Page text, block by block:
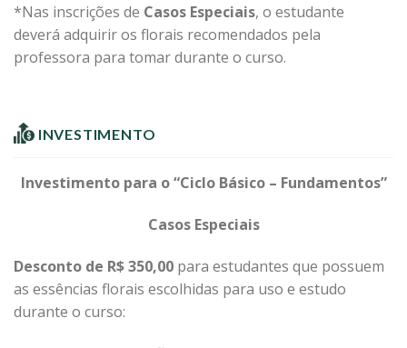
*Nas inscrições de Casos Especiais, o estudante
deverá adquirir os florais recomendados pela
professora para tomar durante o curso.
INVESTIMENTO
Investimento para o “Ciclo Básico – Fundamentos”
Casos Especiais
Desconto de R$ 350,00 para estudantes que possuem
as essências florais escolhidas para uso e estudo
durante o curso: